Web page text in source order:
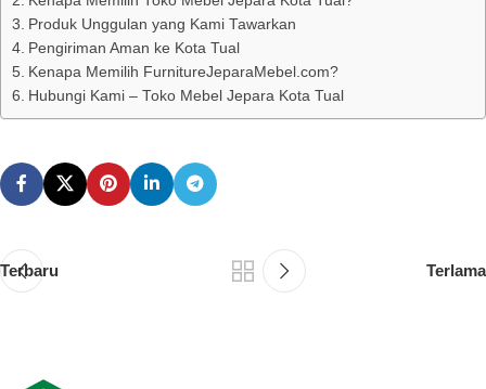
Produk Unggulan yang Kami Tawarkan
Pengiriman Aman ke Kota Tual
Kenapa Memilih FurnitureJeparaMebel.com?
Hubungi Kami – Toko Mebel Jepara Kota Tual
Terbaru Terlama